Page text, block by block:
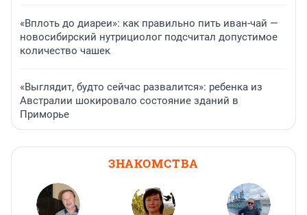
«Вплоть до диареи»: как правильно пить иван-чай —
новосибирский нутрициолог подсчитал допустимое
количество чашек
«Выглядит, будто сейчас развалится»: ребенка из
Австралии шокировало состояние зданий в
Приморье
ЗНАКОМСТВА